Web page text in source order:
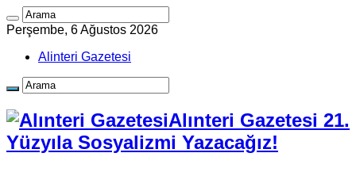
Perşembe, 6 Ağustos 2026
Alinteri Gazetesi
Alınteri Gazetesi 21.
Yüzyıla Sosyalizmi Yazacağız!